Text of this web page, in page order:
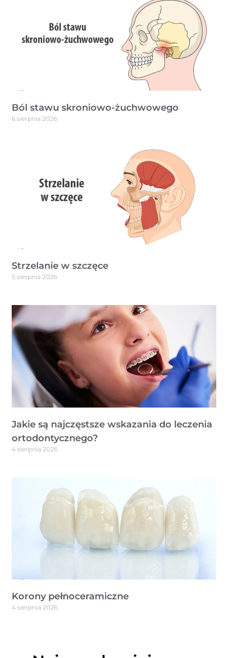
Ból stawu skroniowo-żuchwowego
6 sierpnia 2026
Strzelanie w szczęce
5 sierpnia 2026
Jakie są najczęstsze wskazania do leczenia
ortodontycznego?
4 sierpnia 2026
Korony pełnoceramiczne
4 sierpnia 2026